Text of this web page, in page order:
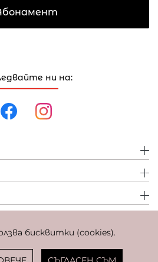
бисквитки (cookies).
ни на:
превалутиране: 1 EUR = 1,95583 BGN